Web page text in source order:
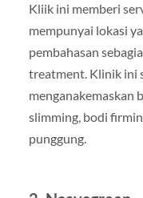
Kliik ini memberi
mempunyai lokasi
pembahasan
treatment. Klinik ini
menganakemaskan
slimming, bodi
punggung.